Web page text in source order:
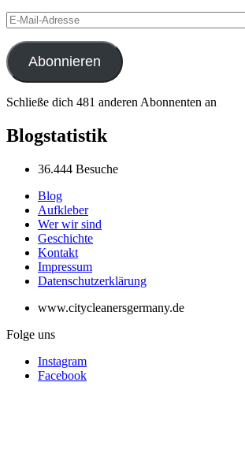
E-
Mail-
Adresse
Abonnieren
Schließe dich 481 anderen Abonnenten an
Blogstatistik
36.444 Besuche
Blog
Aufkleber
Wer wir sind
Geschichte
Kontakt
Impressum
Datenschutzerklärung
www.citycleanersgermany.de
Folge uns
Instagram
Facebook